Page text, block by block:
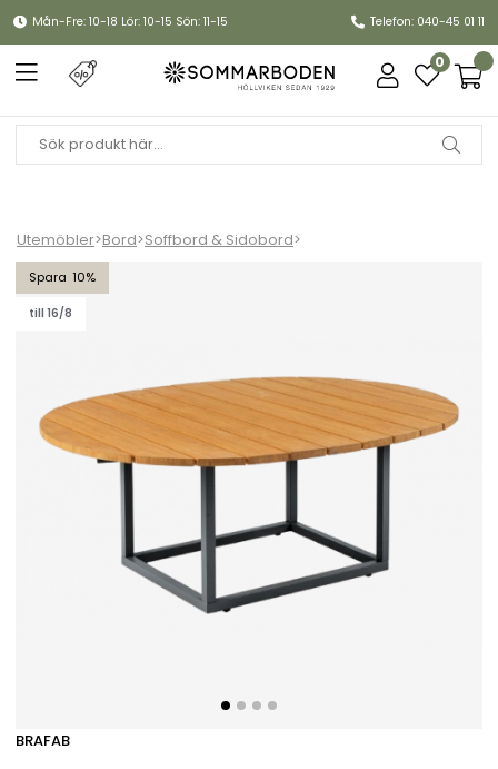
Mån-Fre: 10-18 Lör: 10-15 Sön: 11-15 Telefon: 040-45 01 11
0
Utemöbler>Bord>Soffbord & Sidobord>
10
till 16/8
Olive soffbord 110x80 H40 cm - antracit/bamboo
BRAFAB